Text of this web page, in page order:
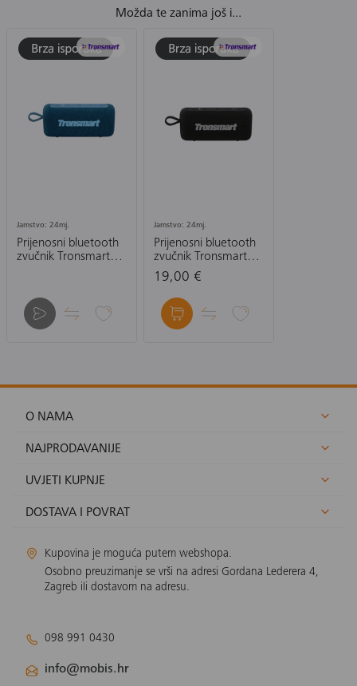
Možda te zanima još i...
Jamstvo: 24mj.
Prijenosni bluetooth
zvučnik Tronsmart
Jamstvo: 24mj.
Prijenosni bluetooth
zvučnik Tronsmart
Portable Speaker Trip
2, crni
19,00 €
O NAMA
NAJPRODAVANIJE
UVJETI KUPNJE
DOSTAVA I POVRAT
Kupovina je moguća putem webshopa.
Osobno preuzimanje se vrši na adresi Gordana Lederera 4,
Zagreb ili dostavom na adresu.
098 991 0430
info@mobis.hr